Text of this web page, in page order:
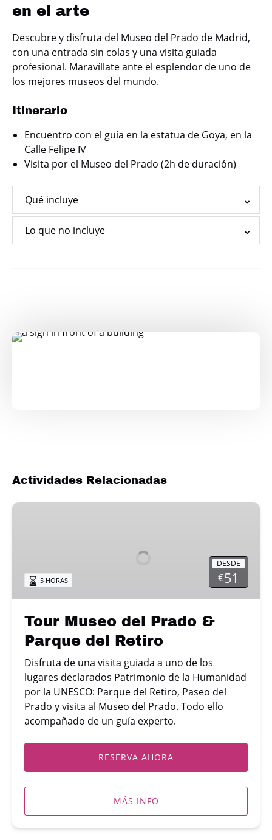
en el arte
Descubre y disfruta del Museo del Prado de Madrid,
con una entrada sin colas y una visita guiada
profesional. Maravíllate ante el esplendor de uno de
los mejores museos del mundo.
Itinerario
Encuentro con el guía en la estatua de Goya, en la
Calle Felipe IV
Visita por el Museo del Prado (2h de duración)
Qué incluye
Lo que no incluye
Actividades Relacionadas
Tour
Parque
del
DESDE
€51
5 HORAS
Tour Museo del Prado &
Parque del Retiro
Disfruta de una visita guiada a uno de los
lugares declarados Patrimonio de la Humanidad
por la UNESCO: Parque del Retiro, Paseo del
Prado y visita al Museo del Prado. Todo ello
acompañado de un guía experto.
RESERVA AHORA
MÁS INFO